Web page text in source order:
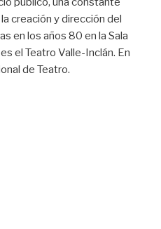
creación y dirección del
en los años 80 en la Sala
el Teatro Valle-Inclán. En
de Teatro.